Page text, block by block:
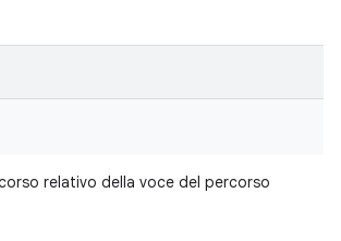
relativo della voce del percorso